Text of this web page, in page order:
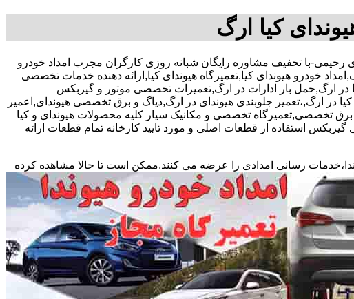
کیا ارگ
آقای رحیمی-با تخفیف مشاوره رایگان شبانه روزی کارگران مجرب امداد خودرو
خودرو هیوندای کیا,تعمیرگاه هیوندای کیا,ارائه دهنده خدمات تخصصی
در ارگ,حمل بار ادارات در ارگ,تعمیرات تخصصی موتور و گیربکس
و کیا در ارگ,،تعمیر جلوبندی هیوندای در ارگ,دیاگ و برق تخصصی هیوندای,اعمیر
تخصصی,تعمیرگاه تخصصی و مکانیک سیار کلیه محصولات هیوندای و کیا
استفاده از قطعات اصلی و مورد تایید کارخانه تمام قطعات ارائه
رسانی امدادی را عرضه می کنند.ممکن است تا حالا مشاهده کرده